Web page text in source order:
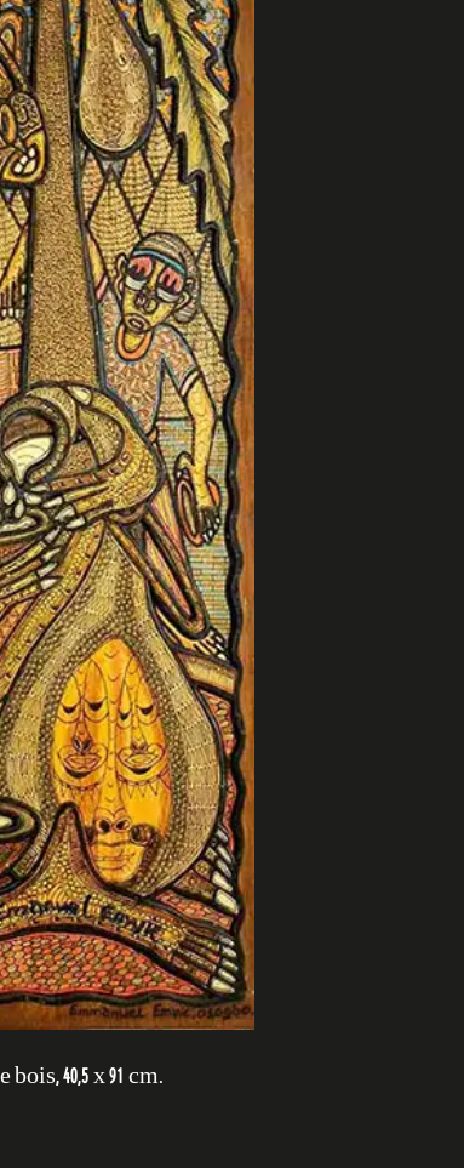
40,5 x 91 cm.